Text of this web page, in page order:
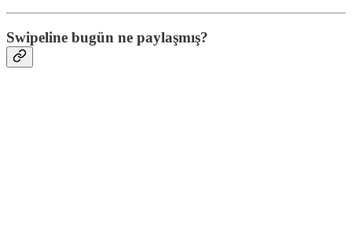
Swipeline bugün ne paylaşmış?